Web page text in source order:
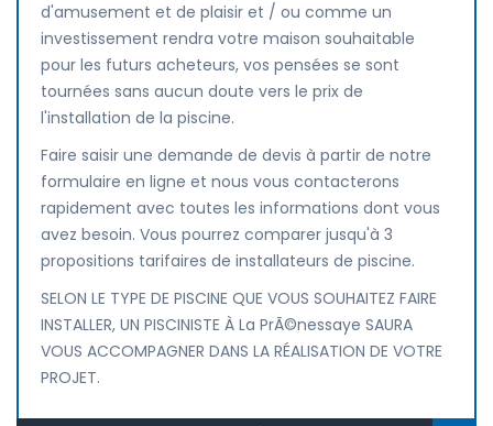
d'amusement et de plaisir et / ou comme un
investissement rendra votre maison souhaitable
pour les futurs acheteurs, vos pensées se sont
tournées sans aucun doute vers le prix de
l'installation de la piscine.
Faire saisir une demande de devis à partir de notre
formulaire en ligne et nous vous contacterons
rapidement avec toutes les informations dont vous
avez besoin. Vous pourrez comparer jusqu'à 3
propositions tarifaires de installateurs de piscine.
SELON LE TYPE DE PISCINE QUE VOUS SOUHAITEZ FAIRE
INSTALLER, UN PISCINISTE À La PrÃ©nessaye SAURA
VOUS ACCOMPAGNER DANS LA RÉALISATION DE VOTRE
PROJET.